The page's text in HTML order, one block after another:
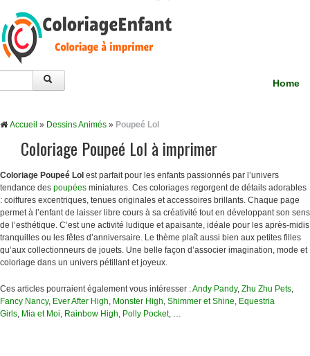
Home
Accueil » Dessins Animés » Poupeé Lol
Coloriage Poupeé Lol à imprimer
Coloriage Poupeé Lol est parfait pour les enfants passionnés par l’univers
tendance des poupées miniatures. Ces coloriages regorgent de détails adorables
: coiffures excentriques, tenues originales et accessoires brillants. Chaque page
permet à l’enfant de laisser libre cours à sa créativité tout en développant son sens
de l’esthétique. C’est une activité ludique et apaisante, idéale pour les après-midis
tranquilles ou les fêtes d’anniversaire. Le thème plaît aussi bien aux petites filles
qu’aux collectionneurs de jouets. Une belle façon d’associer imagination, mode et
coloriage dans un univers pétillant et joyeux.
Ces articles pourraient également vous intéresser :Andy Pandy, Zhu Zhu Pets,
Fancy Nancy, Ever After High, Monster High, Shimmer et Shine, Equestria
Girls, Mia et Moi, Rainbow High, Polly Pocket, …